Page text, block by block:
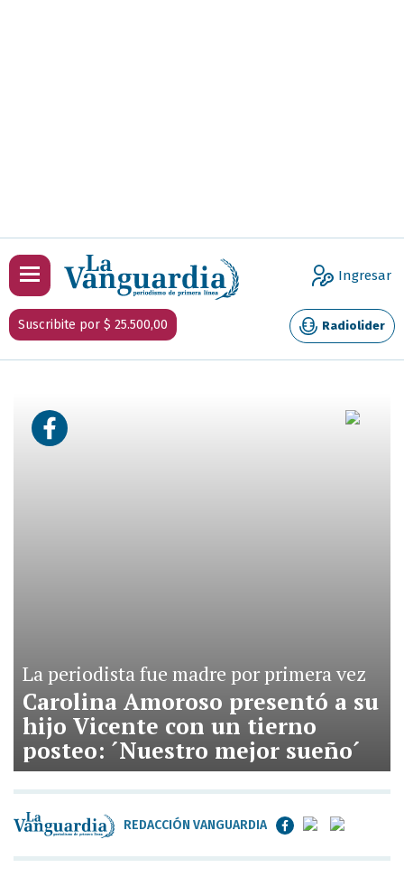
Ingresar
Suscribite por $ 25.500,00 Radiolider
La periodista fue madre por primera vez
Carolina Amoroso presentó a su
hijo Vicente con un tierno
posteo: ´Nuestro mejor sueño´
REDACCIÓN VANGUARDIA